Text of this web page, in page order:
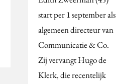
start per 1 september als
algemeen directeur van
Communicatie & Co.
Zij vervangt Hugo de
Klerk, die recentelijk